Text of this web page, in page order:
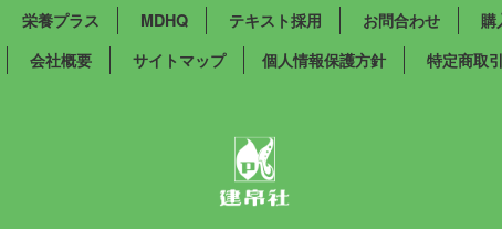
栄養プラス MDHQ テキスト採用 お問合わせ 購
会社概要 サイトマップ 個人情報保護方針 特定商取